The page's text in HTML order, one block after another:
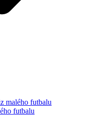
malého futbalu
futbalu